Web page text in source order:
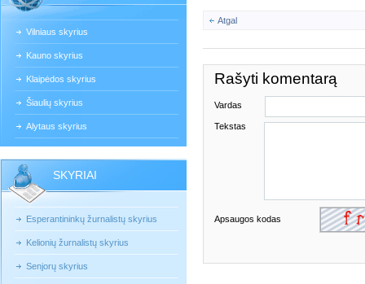
Vilniaus skyrius
Kauno skyrius
Klaipėdos skyrius
Šiaulių skyrius
Alytaus skyrius
SKYRIAI
Esperantininkų žurnalistų skyrius
Kelionių žurnalistų skyrius
Senjorų skyrius
Atgal
Rašyti komentarą
Vardas
Tekstas
Apsaugos kodas